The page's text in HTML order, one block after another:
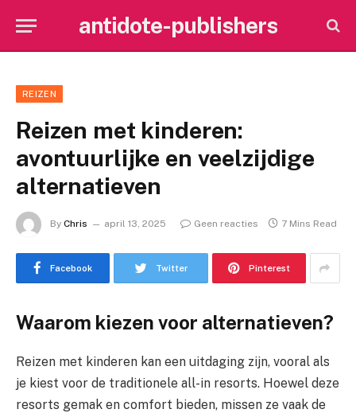
antidote-publishers
REIZEN
Reizen met kinderen:
avontuurlijke en veelzijdige
alternatieven
By Chris april 13, 2025 Geen reacties 7 Mins Read
Facebook Twitter Pinterest
Waarom kiezen voor alternatieven?
Reizen met kinderen kan een uitdaging zijn, vooral als
je kiest voor de traditionele all-in resorts. Hoewel deze
resorts gemak en comfort bieden, missen ze vaak de